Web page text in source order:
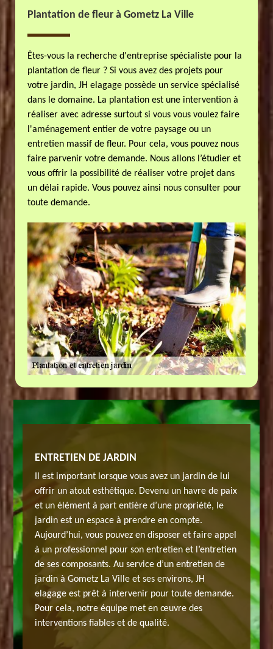
Plantation de fleur à Gometz La Ville
Êtes-vous la recherche d'entreprise spécialiste pour la
plantation de fleur ? Si vous avez des projets pour
votre jardin, JH elagage possède un service spécialisé
dans le domaine. La plantation est une intervention à
réaliser avec adresse surtout si vous vous voulez faire
l'aménagement entier de votre paysage ou un
entretien massif de fleur. Pour cela, vous pouvez nous
faire parvenir votre demande. Nous allons l’étudier et
vous offrir la possibilité de réaliser votre projet dans
un délai rapide. Vous pouvez ainsi nous consulter pour
toute demande.
qui
pour
à
les
ENTRETIEN DE JARDIN
Il est important lorsque vous avez un jardin de lui
offrir un atout esthétique. Devenu un havre de paix
et un élément à part entière d’une propriété, le
jardin est un espace à prendre en compte.
Aujourd’hui, vous pouvez en disposer et faire appel
à un professionnel pour son entretien et l’entretien
de ses composants. Au service d’un entretien de
jardin à Gometz La Ville et ses environs, JH
elagage est prêt à intervenir pour toute demande.
Pour cela, notre équipe met en œuvre des
interventions fiables et de qualité.
habille
pour le
notre
autres
service
service